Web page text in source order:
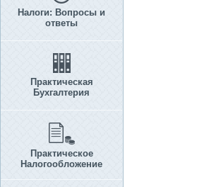
Налоги: Вопросы и
ответы
Практическая
Бухгалтерия
Практическое
Налогообложение